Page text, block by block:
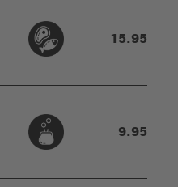
15.95
9.95